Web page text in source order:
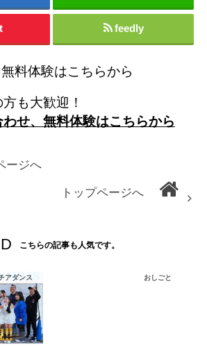
feedly
料体験はこちらから
も大歓迎！
わせ、無料体験はこちらから
ージへ
トップページへ
こちらの記事も人気です。
アダンス おしごと